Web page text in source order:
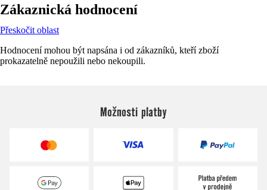
Zákaznická hodnocení
Přeskočit oblast
Hodnocení mohou být napsána i od zákazníků, kteří zboží
prokazatelně nepoužili nebo nekoupili.
Možnosti platby